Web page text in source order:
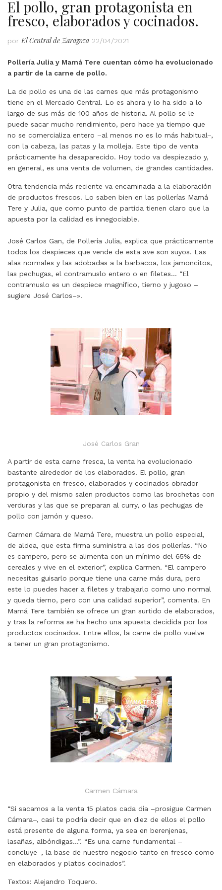
El pollo, gran protagonista en
fresco, elaborados y cocinados.
por El Central de Zaragoza 22/04/2021
Pollería Julia y Mamá Tere cuentan cómo ha evolucionado
a partir de la carne de pollo.
La de pollo es una de las carnes que más protagonismo
tiene en el Mercado Central. Lo es ahora y lo ha sido a lo
largo de sus más de 100 años de historia. Al pollo se le
puede sacar mucho rendimiento, pero hace ya tiempo que
no se comercializa entero –al menos no es lo más habitual–,
con la cabeza, las patas y la molleja. Este tipo de venta
prácticamente ha desaparecido. Hoy todo va despiezado y,
en general, es una venta de volumen, de grandes cantidades.
Otra tendencia más reciente va encaminada a la elaboración
de productos frescos. Lo saben bien en las pollerías Mamá
Tere y Julia, que como punto de partida tienen claro que la
apuesta por la calidad es innegociable.
José Carlos Gan, de Pollería Julia, explica que prácticamente
todos los despieces que vende de esta ave son suyos. Las
alas normales y las adobadas a la barbacoa, los jamoncitos,
las pechugas, el contramuslo entero o en filetes… “El
contramuslo es un despiece magnífico, tierno y jugoso –
sugiere José Carlos–».
José Carlos Gran
A partir de esta carne fresca, la venta ha evolucionado
bastante alrededor de los elaborados. El pollo, gran
protagonista en fresco, elaborados y cocinados obrador
propio y del mismo salen productos como las brochetas con
verduras y las que se preparan al curry, o las pechugas de
pollo con jamón y queso.
Carmen Cámara de Mamá Tere, muestra un pollo especial,
de aldea, que esta firma suministra a las dos pollerías. “No
es campero, pero se alimenta con un mínimo del 65% de
cereales y vive en el exterior”, explica Carmen. “El campero
necesitas guisarlo porque tiene una carne más dura, pero
este lo puedes hacer a filetes y trabajarlo como uno normal
y queda tierno, pero con una calidad superior”, comenta. En
Mamá Tere también se ofrece un gran surtido de elaborados,
y tras la reforma se ha hecho una apuesta decidida por los
productos cocinados. Entre ellos, la carne de pollo vuelve
a tener un gran protagonismo.
Carmen Cámara
“Si sacamos a la venta 15 platos cada día –prosigue Carmen
Cámara–, casi te podría decir que en diez de ellos el pollo
está presente de alguna forma, ya sea en berenjenas,
lasañas, albóndigas…”. “Es una carne fundamental –
concluye–, la base de nuestro negocio tanto en fresco como
en elaborados y platos cocinados”.
Textos: Alejandro Toquero.